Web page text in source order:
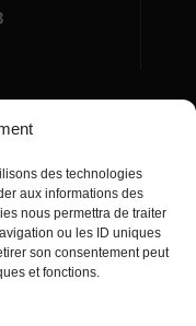
des technologies
aux informations des
nous permettra de traiter
ou les ID uniques
son consentement peut
et fonctions.